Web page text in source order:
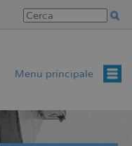
Menu principale